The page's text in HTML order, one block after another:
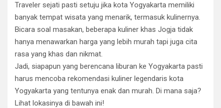
Traveler sejati pasti setuju jika kota Yogyakarta memiliki
banyak tempat wisata yang menarik, termasuk kulinernya.
Bicara soal masakan, beberapa kuliner khas Jogja tidak
hanya menawarkan harga yang lebih murah tapi juga cita
rasa yang khas dan nikmat.
Jadi, siapapun yang berencana liburan ke Yogyakarta pasti
harus mencoba rekomendasi kuliner legendaris kota
Yogyakarta yang tentunya enak dan murah. Di mana saja?
Lihat lokasinya di bawah ini!